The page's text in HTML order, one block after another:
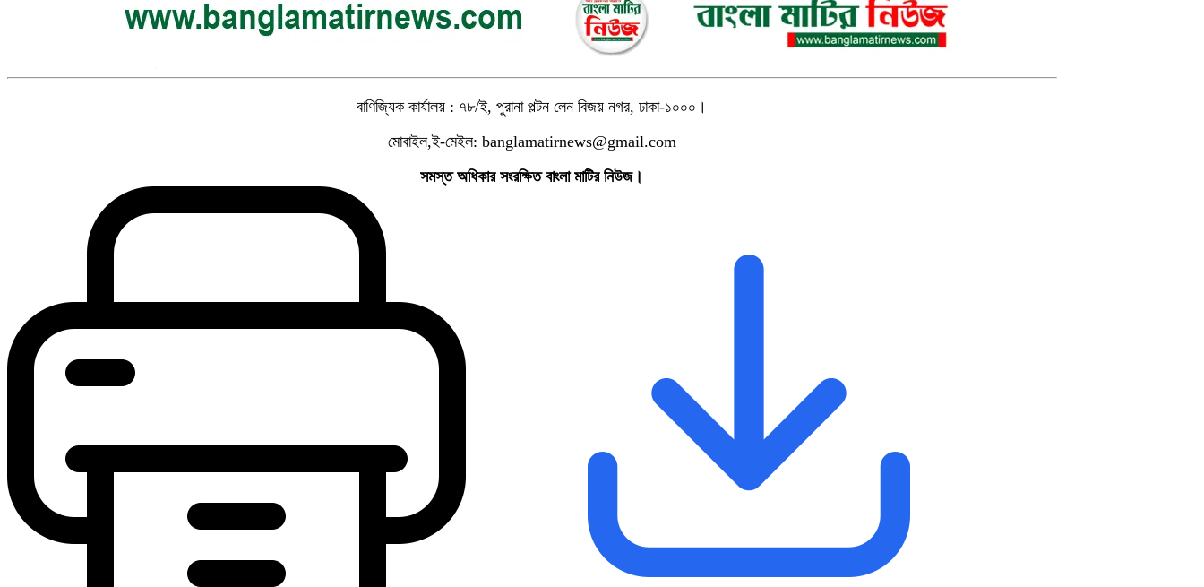
বাণিজ্যিক কার্যালয় : ৭৮/ই,পুরানা পল্টন লেন বিজয় নগর,ঢাকা-১০০০ ।
মোবাইল,ই-মেইল: banglamatirnews@gmail.com
সমস্ত অধিকার সংরক্ষিত বাংলা মাটির নিউজ।